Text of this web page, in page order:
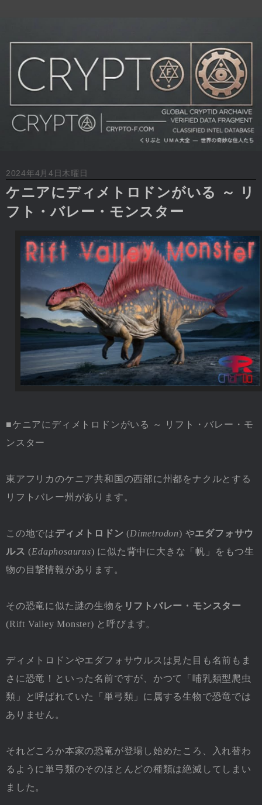
2024年4月4日木曜日
ケニアにディメトロドンがいる ～ リ
フト・バレー・モンスター
■ケニアにディメトロドンがいる ～ リフト・バレー・モ
ンスター
東アフリカのケニア共和国の西部に州都をナクルとする
リフトバレー州があります。
この地ではディメトロドン (Dimetrodon) やエダフォサウ
ルス(Edaphosaurus) に似た背中に大きな「帆」をもつ生
物の目撃情報があります。
その恐竜に似た謎の生物を リフトバレー・モンスター
(Rift Valley Monster) と呼びます。
ディメトロドンやエダフォサウルスは見た目も名前もま
さに恐竜！といった名前ですが、かつて「哺乳類型爬虫
類」と呼ばれていた「単弓類」に属する生物で恐竜では
ありません。
それどころか本家の恐竜が登場し始めたころ、入れ替わ
るように単弓類のそのほとんどの種類は絶滅してしまい
ました。